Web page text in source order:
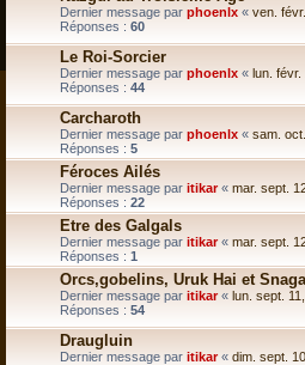
Dernier message par phoenlx « ven.
Réponses : 60
Le Roi-Sorcier
Dernier message par phoenlx « lun. févr.
Réponses : 44
Carcharoth
Dernier message par phoenlx « sam.
Réponses : 5
Féroces Ailés
Dernier message par itikar« mar. sept.
Réponses : 22
Etre des Galgals
Dernier message par itikar« mar. sept.
Réponses : 1
Orcs,gobelins, Uruk Hai et
Dernier message par itikar« lun. sept.
Réponses : 54
Draugluin
Dernier message par itikar« dim. sept.